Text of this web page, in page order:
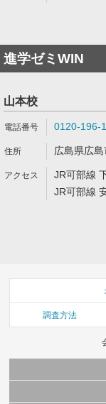
進学ゼミWIN
山本校
0120-196-
広島県広
JR可部線
JR可部線
調査方法
当サイトで公開されてい